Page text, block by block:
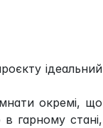
ідеальний
окремі, що
гарному стані,